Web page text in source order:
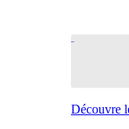
Découvre